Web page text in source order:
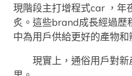
現階段主打增程式car ，年
炙。這些brand成長經過歷
中為用戶供給更好的產物和
現實上，通俗用戶對新